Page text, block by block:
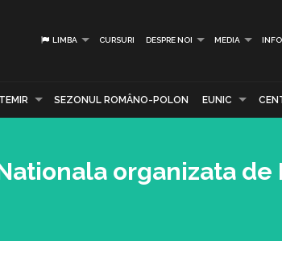
LIMBA CURSURI DESPRE NOI MEDIA
SEZONUL ROMÂNO-POLON EUNIC
organizata de